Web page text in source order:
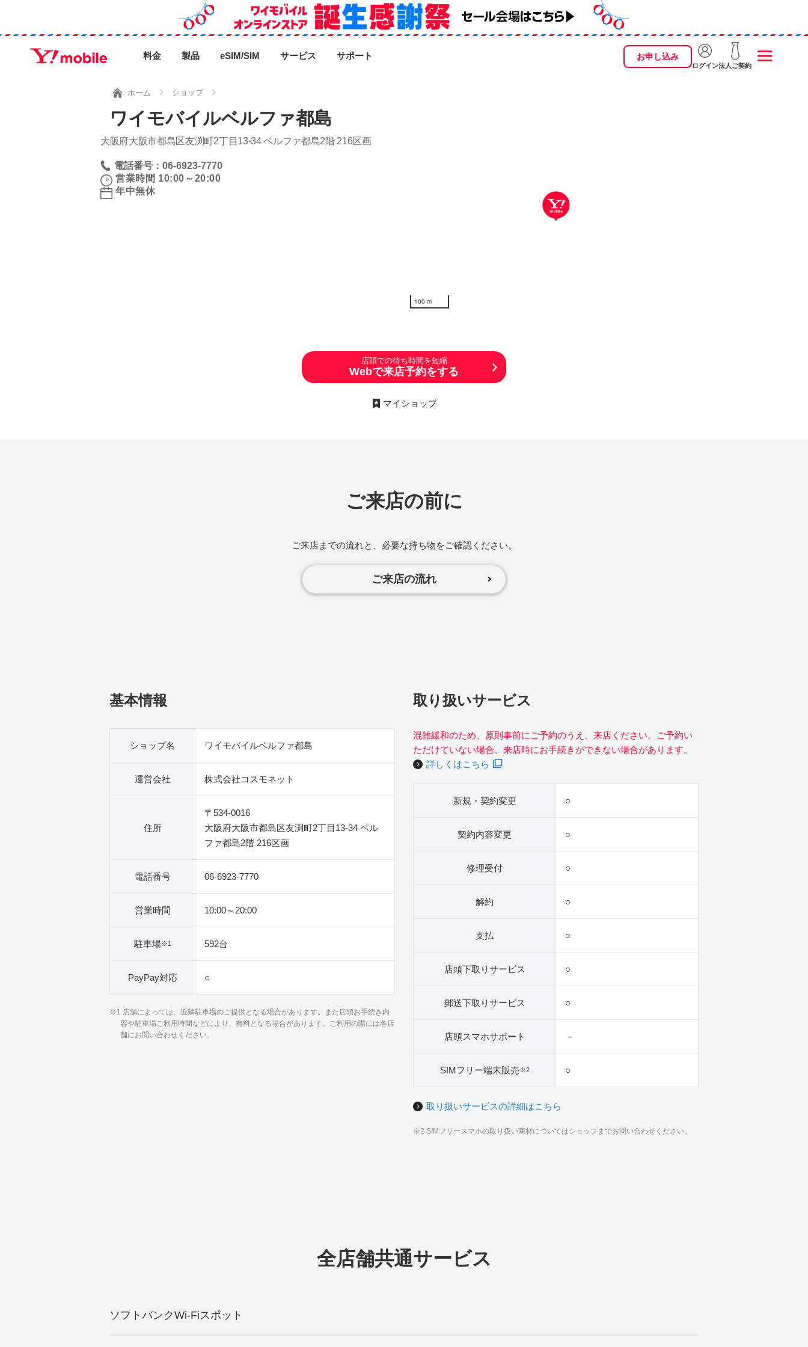
料金 製品 eSIM/SIM サービス サポート お申し込み
ログイン法人ご契約
ホーム ショップ
ワイモバイルベルファ都島
大阪府大阪市都島区友渕町2丁目13‐34 ベルファ都島2階 216区画
電話番号：06-6923-7770
営業時間 10:00～20:00
年中無休
100 m
店頭での待ち時間を短縮
Webで来店予約をする
マイショップ
ご来店の前に
ご来店までの流れと、必要な持ち物をご確認ください。
ご来店の流れ
基本情報
ショップ名 ワイモバイルベルファ都島
運営会社 株式会社コスモネット
住所
〒534-0016
大阪府大阪市都島区友渕町2丁目13‐34 ベル
ファ都島2階 216区画
電話番号 06-6923-7770
営業時間 10:00～20:00
駐車場※1 592台
PayPay対応 ○
※1 店舗によっては、近隣駐車場のご提供となる場合があります。また店頭お手続き内
容や駐車場ご利用時間などにより、有料となる場合があります。ご利用の際には各店
舗にお問い合わせください。
取り扱いサービス
混雑緩和のため、原則事前にご予約のうえ、来店ください。ご予約い
ただけていない場合、来店時にお手続きができない場合があります。
詳しくはこちら
新規・契約変更 ○
契約内容変更 ○
修理受付 ○
解約 ○
支払 ○
店頭下取りサービス ○
郵送下取りサービス ○
店頭スマホサポート －
SIMフリー端末販売※2 ○
取り扱いサービスの詳細はこちら
※2 SIMフリースマホの取り扱い商材についてはショップまでお問い合わせください。
全店舗共通サービス
ソフトバンクWi-Fiスポット